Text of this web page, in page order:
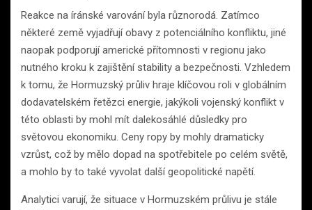
Reakce na íránské varování byla různorodá. Zatímco
některé země vyjadřují obavy z potenciálního konfliktu, jiné
naopak podporují americké přítomnosti v regionu jako
nutného kroku k zajištění stability a bezpečnosti. Vzhledem
k tomu, že Hormuzský průliv hraje klíčovou roli v globálním
dodavatelském řetězci energie, jakýkoli vojenský konflikt v
této oblasti by mohl mít dalekosáhlé důsledky pro
světovou ekonomiku. Ceny ropy by mohly dramaticky
vzrůst, což by mělo dopad na spotřebitele po celém světě,
a mohlo by to také vyvolat další geopolitické napětí.
Analytici varují, že situace v Hormuzském průlivu je stále